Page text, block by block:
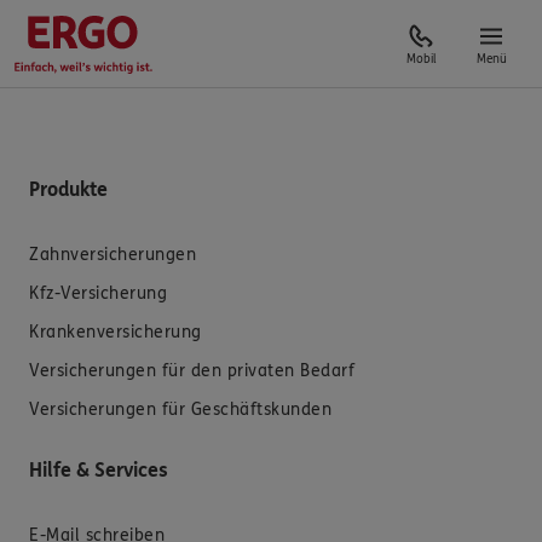
Mobil Menü
Produkte
Zahnversicherungen
Kfz-Versicherung
Krankenversicherung
Versicherungen für den privaten Bedarf
Versicherungen für Geschäftskunden
Hilfe & Services
E-Mail schreiben